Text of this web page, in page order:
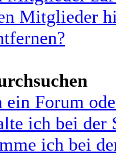
Mitglieder
Forum
ich bei der
ich bei